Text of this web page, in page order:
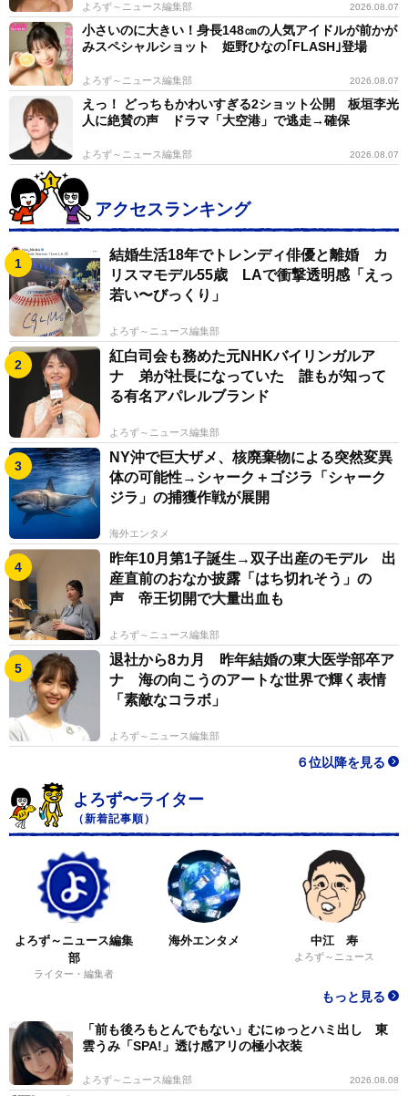
よろず～ニュース編集部 2026.08.07
小さいのに大きい！身長148㎝の人気アイドルが前かが
みスペシャルショット 姫野ひなの｢FLASH｣登場
よろず～ニュース編集部 2026.08.07
えっ！ どっちもかわいすぎる2ショット公開 板垣李光
人に絶賛の声 ドラマ「大空港」で逃走→確保
よろず～ニュース編集部 2026.08.07
アクセスランキング
結婚生活18年でトレンディ俳優と離婚 カ
リスマモデル55歳 LAで衝撃透明感「えっ
若い〜びっくり」
よろず～ニュース編集部
紅白司会も務めた元NHKバイリンガルア
ナ 弟が社長になっていた 誰もが知って
る有名アパレルブランド
よろず～ニュース編集部
NY沖で巨大ザメ、核廃棄物による突然変異
体の可能性→シャーク＋ゴジラ「シャーク
ジラ」の捕獲作戦が展開
海外エンタメ
昨年10月第1子誕生→双子出産のモデル 出
産直前のおなか披露「はち切れそう」の
声 帝王切開で大量出血も
よろず～ニュース編集部
退社から8カ月 昨年結婚の東大医学部卒ア
ナ 海の向こうのアートな世界で輝く表情
「素敵なコラボ」
よろず～ニュース編集部
６位以降を見る
よろず〜ライター
（新着記事順）
よろず～ニュース編集
部
ライター・編集者
海外エンタメ 中江 寿
よろず～ニュース
もっと見る
「前も後ろもとんでもない」むにゅっとハミ出し 東
雲うみ「SPA!」透け感アリの極小衣装
よろず～ニュース編集部 2026.08.08